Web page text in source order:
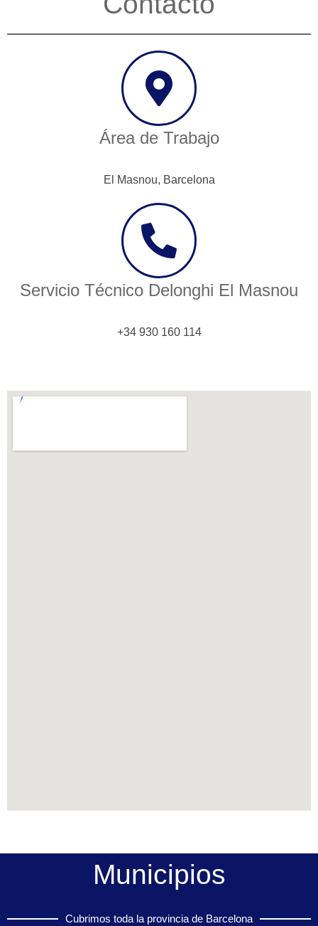
Área de Trabajo
El Masnou, Barcelona
Servicio Técnico Delonghi El Masnou
+34 930 160 114
Municipios
Cubrimos toda la provincia de Barcelona